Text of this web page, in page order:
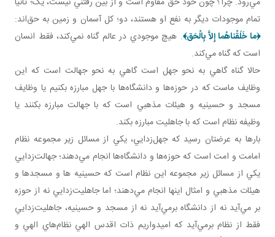
تمام موجودات ديگر به نفع او هستند، دو؛ کل آسمان و زمين به حق‌اند:
﴿ما خَلَقْناهُما إِلاَّ بِالْحَق‏﴾. هيچ موجودي در عالم گناه نمي‌کند، فقط انسان
است که گناه مي‌کند.
حالا گناه گاهي به نحو جهل است گاهي به نحو جهالت است که اين
وظايف ماست که در حوزه‌ها و دانشگاه‌ها با جهل مبارزه بکنيم يا وظايف
مسجد و حسينيه و هيئات مذهبي است که با جهالت مبارزه بکنند يا
وظيفه نظام است که با جاهليت مبارزه بکند.
بارها به عرضتان رسيد که جهل‌زدايي، يکي از مسائل زير مجموعه نظام
امامت و امت است که حوزه‌ها و دانشگاه‌ها انجام مي‌دهند؛ جهالت‌زدايي
يکي از مسائل زير مجموعه اين نظام است که حسينيه ها و مسجدها و
هيئات مذهبي و امثال اينها انجام مي‌دهند؛ اما جاهليت‌زدايي نه از حوزه
بر مي‌آيد نه از دانشگاه برمي‌آيد نه از مسجد و حسينيه، جاهليت‌زدايي
فقط از نظام برمي‌آيد که اميدواريم ذات اقدس الهي نظام‌هاي الهي و